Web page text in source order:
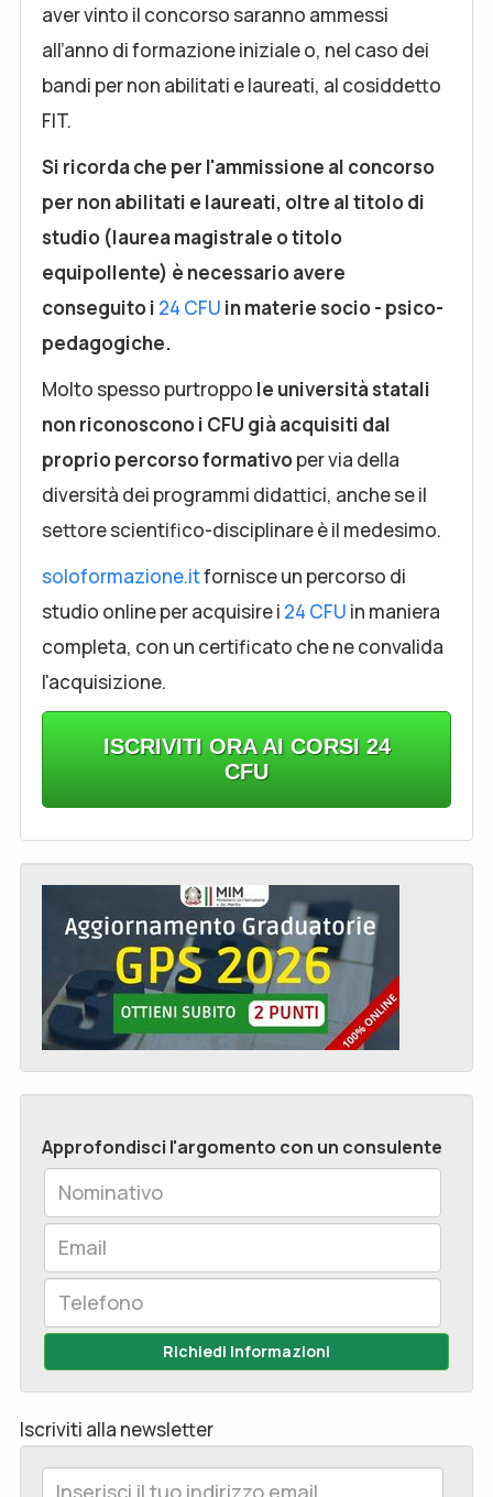
aver vinto il concorso saranno ammessi
all’anno di formazione iniziale o, nel caso dei
bandi per non abilitati e laureati, al cosiddetto
FIT.
Si ricorda che per l'ammissione al concorso
per non abilitati e laureati, oltre al titolo di
studio (laurea magistrale o titolo
equipollente) è necessario avere
conseguito i 24 CFU in materie socio - psico-
pedagogiche.
Molto spesso purtroppo le università statali
non riconoscono i CFU già acquisiti dal
proprio percorso formativoper via della
diversità dei programmi didattici, anche se il
settore scientifico-disciplinare è il medesimo.
soloformazione.itfornisce un percorso di
studio online per acquisire i 24 CFU in maniera
completa, con un certificato che ne convalida
l'acquisizione.
ISCRIVITI ORA AI CORSI 24
CFU
Approfondisci l'argomento con un consulente
Richiedi Informazioni
Iscriviti alla newsletter